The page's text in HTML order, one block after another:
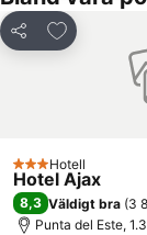
Dela
Lägg till i
3 Stjärnor
Hotell
Hotel Ajax
8,3 Väldigt bra (3
Punta del Este,